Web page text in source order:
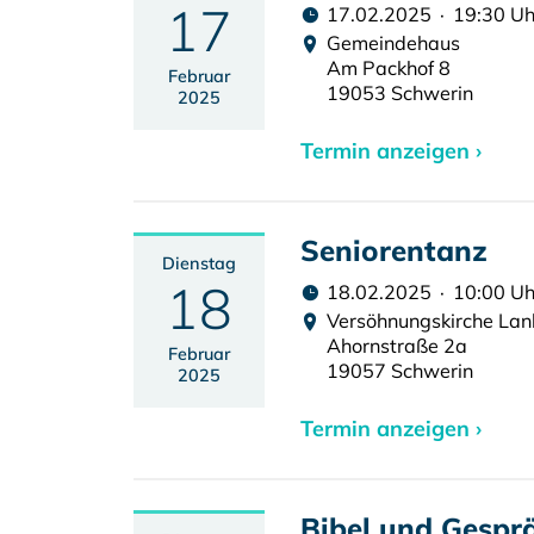
17
Februar
2025
17.02.2025 · 19:30
Gemeindehaus
Am Packhof 8
19053 Schwerin
Termin anzeigen ›
Dienstag
18
Februar
2025
Seniorentanz
18.02.2025 · 10:00
Versöhnungskirche
Ahornstraße 2a
19057 Schwerin
Termin anzeigen ›